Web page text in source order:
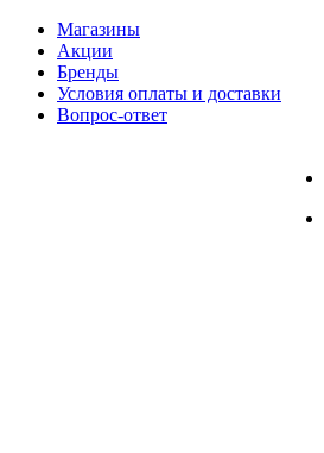
Магазины
Акции
Бренды
Условия оплаты и доставки
Вопрос-ответ